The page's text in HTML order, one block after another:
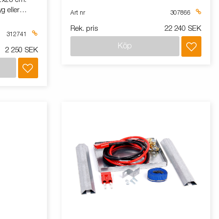
eller
lås inkl.
modell
312741
2 250 SEK
Art nr 307866
Rek. pris 22 240 SEK
Köp